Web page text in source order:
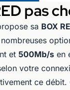
pas
sa BOX
et 500Mb/s en
votre
ce